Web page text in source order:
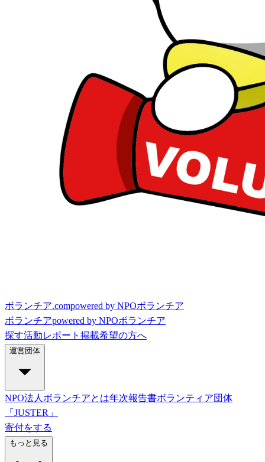
ボランチア.compowered by NPOボランチア
ボランチアpowered by NPOボランチア
探す活動レポート 掲載希望の方へ
運営団体
NPO法人ボランチアとは年次報告書ボランティア団体
「JUSTER」
寄付をする
もっと見る